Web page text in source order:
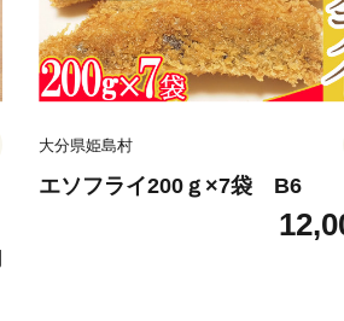
大分県姫島村
エソフライ200ｇ×7袋 B6